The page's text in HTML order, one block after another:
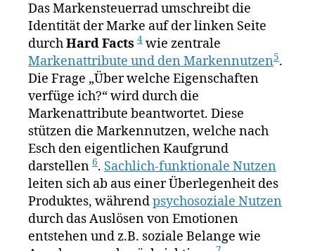
Das Markensteuerrad umschreibt die
Identität der Marke auf der linken Seite
durchHard Facts 4 wie zentrale
Markenattribute und den Markennutzen5.
Die Frage „Über welche Eigenschaften
verfüge ich?“ wird durch die
Markenattribute beantwortet. Diese
stützen die Markennutzen, welche nach
Esch den eigentlichen Kaufgrund
darstellen 6. Sachlich-funktionale Nutzen
leiten sich ab aus einer Überlegenheit des
Produktes, währendpsychosoziale Nutzen
durch das Auslösen von Emotionen
entstehen und z.B. soziale Belange wie